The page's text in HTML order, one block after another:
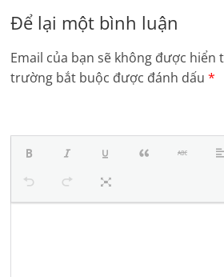
Để lại một bình luận
Email của bạn sẽ không được hiển
trường bắt buộc được đánh dấu*